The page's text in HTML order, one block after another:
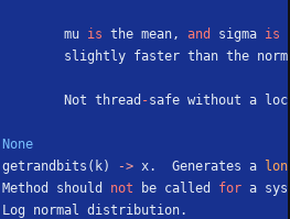
        mu
is the mean, and sigma is
slightly faster than the
        Not thread
-safe without a
None
getrandbits(k) -> x.  Generates a
Method should not be called for a
Log normal distribution.